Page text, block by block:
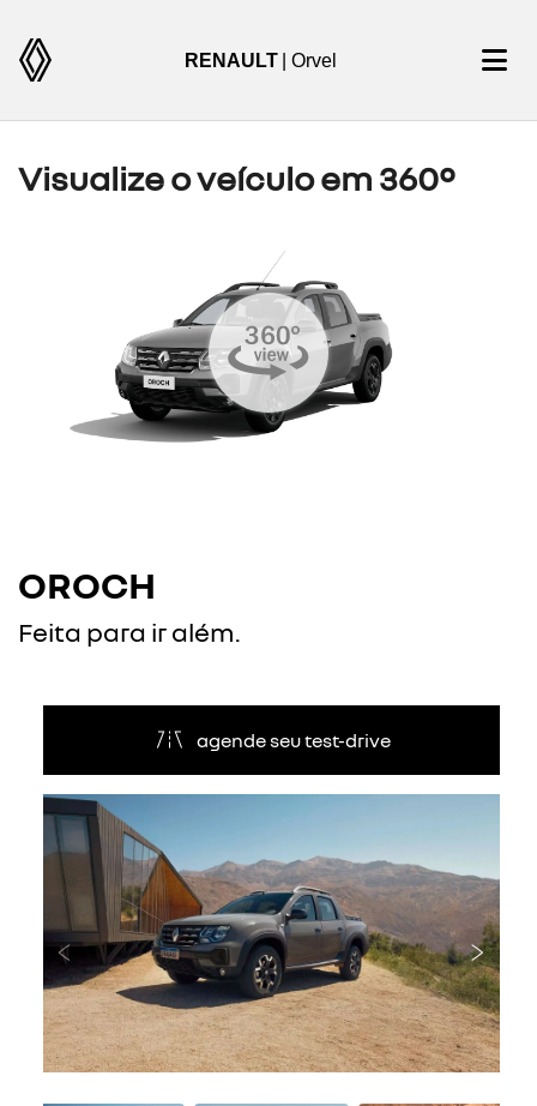
RENAULT | Orvel
Visualize o veículo em 360°
OROCH
Feita para ir além.
agende seu test-drive
Anterior